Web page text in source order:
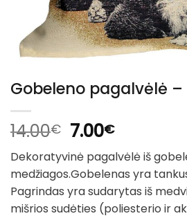
Gobeleno pagalvėlė –
14.00€ Original
price
was:
14.00€.
7.00€Current
price
is:
7.00€.
Dekoratyvinė pagalvėlė iš
medžiagos.Gobelenas yra
Pagrindas yra sudarytas iš
mišrios sudėties (poliesterio ir